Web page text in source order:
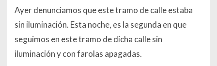
Ayer denunciamos que este tramo de calle estaba
sin iluminación. Esta noche, es la segunda en que
seguimos en este tramo de dicha calle sin
iluminación y con farolas apagadas.